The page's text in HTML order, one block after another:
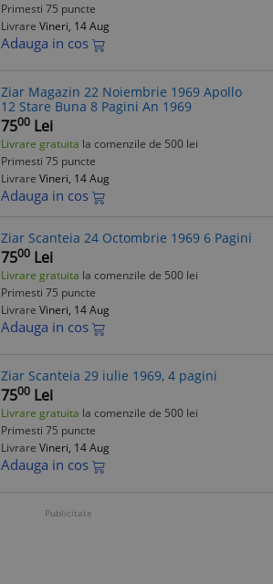
Primesti 75 puncte
Livrare Vineri, 14 Aug
Adauga in cos
Ziar Magazin 22 Noiembrie 1969 Apollo
12 Stare Buna 8 Pagini An 1969
7500 Lei
Livrare gratuita la comenzile de 500 lei
Primesti 75 puncte
Livrare Vineri, 14 Aug
Adauga in cos
Ziar Scanteia 24 Octombrie 1969 6 Pagini
7500 Lei
Livrare gratuita la comenzile de 500 lei
Primesti 75 puncte
Livrare Vineri, 14 Aug
Adauga in cos
Ziar Scanteia 29 iulie 1969, 4 pagini
7500 Lei
Livrare gratuita la comenzile de 500 lei
Primesti 75 puncte
Livrare Vineri, 14 Aug
Adauga in cos
Publicitate